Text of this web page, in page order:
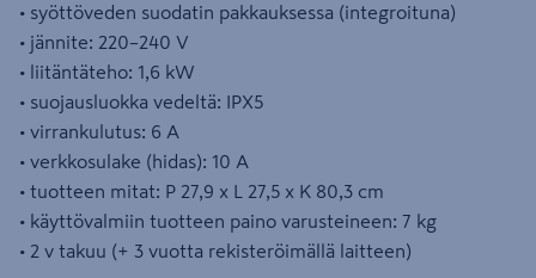
• syöttöveden suodatin pakkauksessa (integroituna)
• jännite: 220–240 V
• liitäntäteho: 1,6 kW
• suojausluokka vedeltä: IPX5
• virrankulutus: 6 A
• verkkosulake (hidas): 10 A
• tuotteen mitat: P 27,9 x L 27,5 x K 80,3 cm
• käyttövalmiin tuotteen paino varusteineen: 7 kg
• 2 v takuu (+ 3 vuotta rekisteröimällä laitteen)